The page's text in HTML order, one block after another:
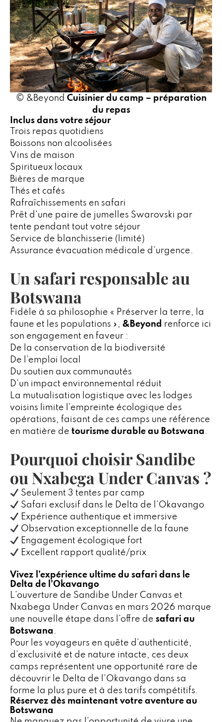
© &Beyond Cuisinier du camp – préparation
du repas
Inclus dans votre séjour
Trois repas quotidiens
Boissons non alcoolisées
Vins de maison
Spiritueux locaux
Bières de marque
Thés et cafés
Rafraîchissements en safari
Prêt d’une paire de jumelles Swarovski par
tente pendant tout votre séjour
Service de blanchisserie (limité)
Assurance évacuation médicale d’urgence.
Un safari responsable au
Botswana
Fidèle à sa philosophie « Préserver la terre, la
faune et les populations », &Beyond renforce ici
son engagement en faveur :
De la conservation de la biodiversité
De l’emploi local
Du soutien aux communautés
D’un impact environnemental réduit
La mutualisation logistique avec les lodges
voisins limite l’empreinte écologique des
opérations, faisant de ces camps une référence
en matière de tourisme durable au Botswana.
Pourquoi choisir Sandibe
ou Nxabega Under Canvas ?
Seulement 3 tentes par camp
Safari exclusif dans le Delta de l’Okavango
Expérience authentique et immersive
Observation exceptionnelle de la faune
Engagement écologique fort
Excellent rapport qualité/prix
Vivez l’expérience ultime du safari dans le
Delta de l’Okavango
L’ouverture de Sandibe Under Canvas et
Nxabega Under Canvas en mars 2026 marque
une nouvelle étape dans l’offre de safari au
Botswana.
Pour les voyageurs en quête d’authenticité,
d’exclusivité et de nature intacte, ces deux
camps représentent une opportunité rare de
découvrir le Delta de l’Okavango dans sa
forme la plus pure et à des tarifs compétitifs.
Réservez dès maintenant votre aventure au
Botswana